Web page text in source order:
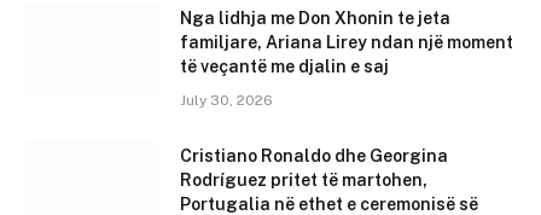
Nga lidhja me Don Xhonin te jeta
familjare, Ariana Lirey ndan një moment
të veçantë me djalin e saj
July 30, 2026
Cristiano Ronaldo dhe Georgina
Rodríguez pritet të martohen,
Portugalia në ethet e ceremonisë së